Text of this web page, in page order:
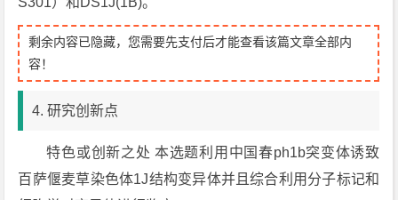
剩余内容已隐藏，您需要先支付后才能查看该篇文章全部内
容！
4. 研究创新点
特色或创新之处 本选题利用中国春ph1b突变体诱致
百萨偃麦草染色体1J结构变异体并且综合利用分子标记和